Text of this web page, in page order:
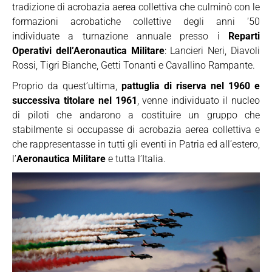
tradizione di acrobazia aerea collettiva che culminò con le
formazioni acrobatiche collettive degli anni ’50
individuate a turnazione annuale presso i Reparti
Operativi dell’Aeronautica Militare: Lancieri Neri, Diavoli
Rossi, Tigri Bianche, Getti Tonanti e Cavallino Rampante.
Proprio da quest’ultima, pattuglia di riserva nel 1960 e
successiva titolare nel 1961, venne individuato il nucleo
di piloti che andarono a costituire un gruppo che
stabilmente si occupasse di acrobazia aerea collettiva e
che rappresentasse in tutti gli eventi in Patria ed all’estero,
l’Aeronautica Militare e tutta l’Italia.